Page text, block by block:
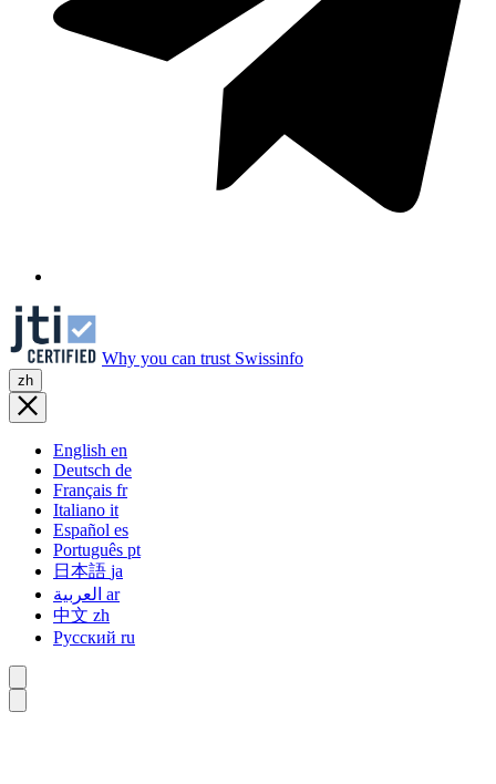
Why you can trust Swissinfo
zh
English en
Deutsch de
Français fr
Italiano it
Español es
Português pt
日本語 ja
ar
中文 zh
Русский ru